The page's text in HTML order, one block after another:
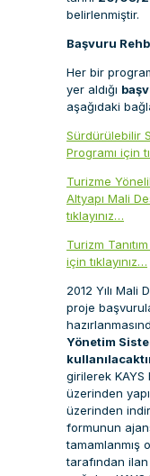
belirlenmiştir.
Başvuru
Her bir
yer aldığı
aşağıdaki
Sürdürülebilir
Programı için
Turizme
Altyapı Mali
tıklayınız…
Turizm
için tıklayınız…
2012 Yılı Mali
proje
Yönetim
girilerek
üzerinden
üzerinden
formunun
tamamlanmış
tarafından